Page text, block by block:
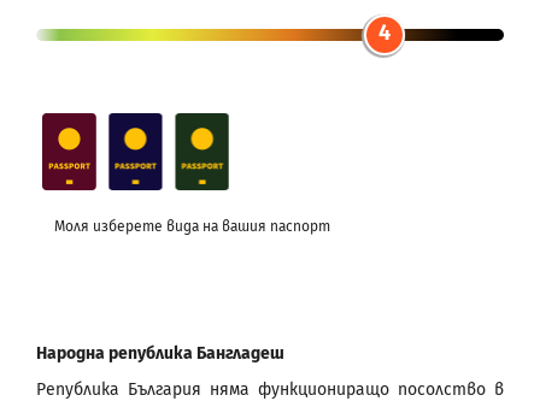
4
Моля изберете вида на вашия паспорт
Народна република Бангладеш
Република България няма функциониращо посолство в